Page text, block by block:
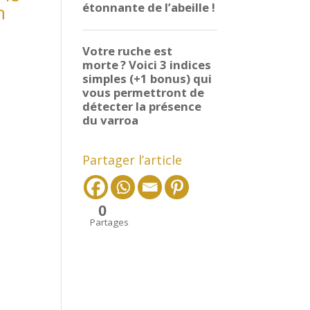
Partager l’article
0
Partages